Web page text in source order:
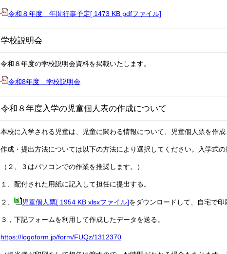
令和８年度 年間行事予定[ 1473 KB pdfファイル]
学校説明会
令和８年度の学校説明会資料を掲載いたします。
令和8年度 学校説明会
令和８年度入学の児童個人表の作成について
本校に入学される児童は、児童に関わる情報について、児童個人票を作成
作成・提出方法については以下の方法により選択してください。入学式の
（２、３はパソコンでの作業を推奨します。）
１、配付された用紙に記入して担任に提出する。
２、 児童個人票[ 1954 KB xlsxファイル]をダウンロードして、自宅で印
３，下記フォームを利用して作成したデータを送る。
https://logoform.jp/form/FUQz/1312370